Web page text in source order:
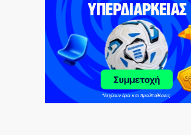
8|08|2026 | 19:34
Πύρινα εγκλήματα του κράτους και
κυβερνήσεων
8|08|2026 | 19:30
Όμηρος: Από τους ραψωδούς στα
χειρόγραφα